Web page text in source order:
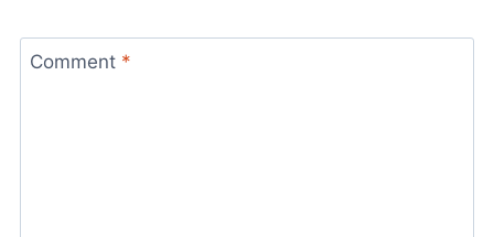
Comment *